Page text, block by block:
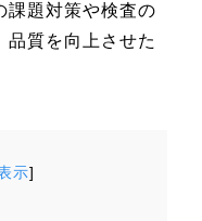
課題対策や検査の
品質を向上させた
示]